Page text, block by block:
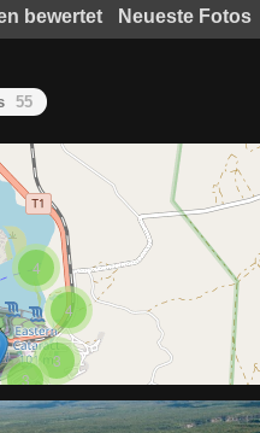
bewertet Neueste Fotos
55
3
3
4
4